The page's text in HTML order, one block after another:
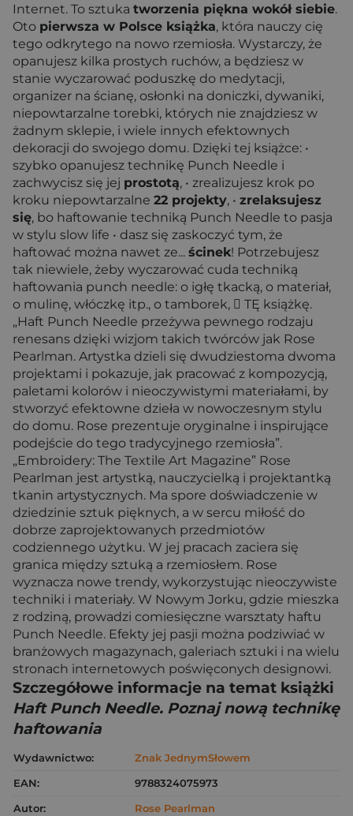
Internet. To sztuka tworzenia piękna wokół siebie.
Oto pierwsza w Polsce książka, która nauczy cię
tego odkrytego na nowo rzemiosła. Wystarczy, że
opanujesz kilka prostych ruchów, a będziesz w
stanie wyczarować poduszkę do medytacji,
organizer na ścianę, osłonki na doniczki, dywaniki,
niepowtarzalne torebki, których nie znajdziesz w
żadnym sklepie, i wiele innych efektownych
dekoracji do swojego domu. Dzięki tej książce: •
szybko opanujesz technikę Punch Needle i
zachwycisz się jej prostotą, • zrealizujesz krok po
kroku niepowtarzalne 22 projekty, • zrelaksujesz
się, bo haftowanie techniką Punch Needle to pasja
w stylu slow life • dasz się zaskoczyć tym, że
haftować można nawet ze... ścinek! Potrzebujesz
tak niewiele, żeby wyczarować cuda techniką
haftowania punch needle: o igłę tkacką, o materiał,
o mulinę, włóczkę itp., o tamborek,  TĘ książkę.
„Haft Punch Needle przeżywa pewnego rodzaju
renesans dzięki wizjom takich twórców jak Rose
Pearlman. Artystka dzieli się dwudziestoma dwoma
projektami i pokazuje, jak pracować z kompozycją,
paletami kolorów i nieoczywistymi materiałami, by
stworzyć efektowne dzieła w nowoczesnym stylu
do domu. Rose prezentuje oryginalne i inspirujące
podejście do tego tradycyjnego rzemiosła”.
„Embroidery: The Textile Art Magazine” Rose
Pearlman jest artystką, nauczycielką i projektantką
tkanin artystycznych. Ma spore doświadczenie w
dziedzinie sztuk pięknych, a w sercu miłość do
dobrze zaprojektowanych przedmiotów
codziennego użytku. W jej pracach zaciera się
granica między sztuką a rzemiosłem. Rose
wyznacza nowe trendy, wykorzystując nieoczywiste
techniki i materiały. W Nowym Jorku, gdzie mieszka
z rodziną, prowadzi comiesięczne warsztaty haftu
Punch Needle. Efekty jej pasji można podziwiać w
branżowych magazynach, galeriach sztuki i na wielu
stronach internetowych poświęconych designowi.
Szczegółowe informacje na temat książki
Haft Punch Needle. Poznaj nową technikę
haftowania
Wydawnictwo:
Znak JednymSłowem
EAN:
9788324075973
Autor:
Rose Pearlman